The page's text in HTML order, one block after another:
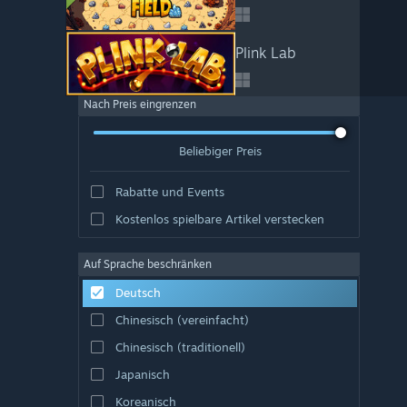
Plink Lab
Nach Preis eingrenzen
Beliebiger Preis
Rabatte und Events
Kostenlos spielbare Artikel verstecken
Auf Sprache beschränken
Deutsch
Chinesisch (vereinfacht)
Chinesisch (traditionell)
Japanisch
Koreanisch